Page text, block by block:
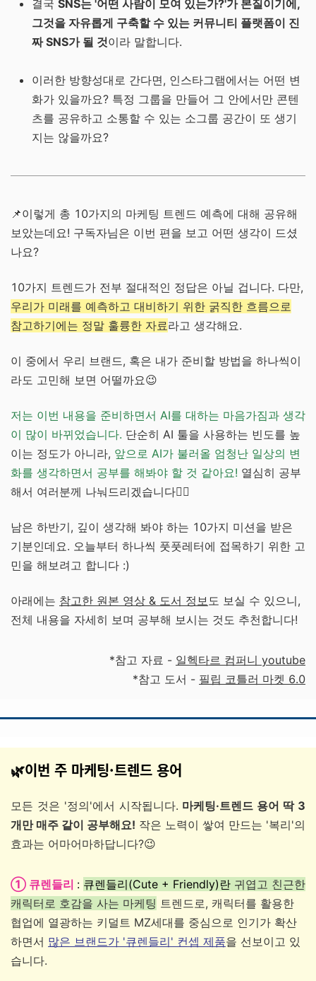
결국 SNS는 '어떤 사람이 모여 있는가?'가 본질이기에,
그것을 자유롭게 구축할 수 있는 커뮤니티 플랫폼이 진
짜 SNS가 될 것이라 말합니다.
이러한 방향성대로 간다면, 인스타그램에서는 어떤 변
화가 있을까요? 특정 그룹을 만들어 그 안에서만 콘텐
츠를 공유하고 소통할 수 있는 소그룹 공간이 또 생기
지는 않을까요?
📌이렇게 총 10가지의 마케팅 트렌드 예측에 대해 공유해
보았는데요! 구독자님은 이번 편을 보고 어떤 생각이 드셨
나요?
10가지 트렌드가 전부 절대적인 정답은 아닐 겁니다. 다만,
우리가 미래를 예측하고 대비하기 위한 굵직한 흐름으로
참고하기에는 정말 훌륭한 자료라고 생각해요.
이 중에서 우리 브랜드, 혹은 내가 준비할 방법을 하나씩이
라도 고민해 보면 어떨까요😉
저는 이번 내용을 준비하면서 AI를 대하는 마음가짐과 생각
이 많이 바뀌었습니다. 단순히 AI 툴을 사용하는 빈도를 높
이는 정도가 아니라, 앞으로 AI가 불러올 엄청난 일상의 변
화를 생각하면서 공부를 해봐야 할 것 같아요! 열심히 공부
해서 여러분께 나눠드리겠습니다✍🏻
남은 하반기, 깊이 생각해 봐야 하는 10가지 미션을 받은
기분인데요. 오늘부터 하나씩 풋풋레터에 접목하기 위한 고
민을 해보려고 합니다 :)
아래에는 참고한 원본 영상 & 도서 정보도 보실 수 있으니,
전체 내용을 자세히 보며 공부해 보시는 것도 추천합니다!
*참고 자료 - 일헥타르 컴퍼니 youtube
*참고 도서 - 필립 코틀러 마켓 6.0
🌿이번 주 마케팅·트렌드 용어
모든 것은 '정의'에서 시작됩니다. 마케팅·트렌드 용어 딱 3
개만 매주 같이 공부해요! 작은 노력이 쌓여 만드는 '복리'의
효과는 어마어마하답니다?😉
① 큐렌들리 : 큐렌들리(Cute + Friendly)란 귀엽고 친근한
캐릭터로 호감을 사는 마케팅 트렌드로, 캐릭터를 활용한
협업에 열광하는 키덜트 MZ세대를 중심으로 인기가 확산
하면서 많은 브랜드가 '큐렌들리' 컨셉 제품을 선보이고 있
습니다.